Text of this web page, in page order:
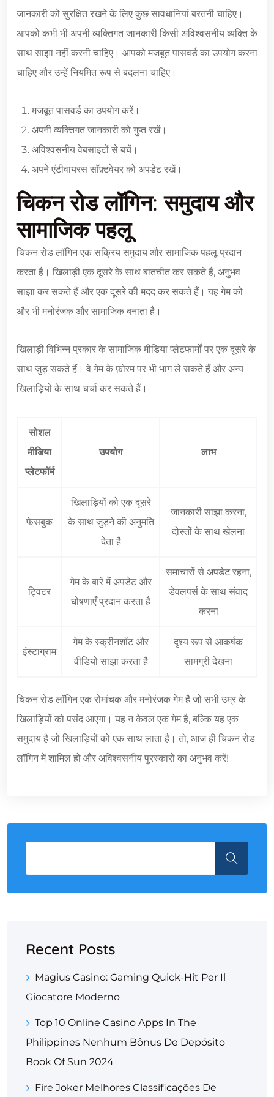
जानकारी को सुरक्षित रखने के लिए कुछ सावधानियां बरतनी चाहिए।
आपको कभी भी अपनी व्यक्तिगत जानकारी किसी अविश्वसनीय व्यक्ति के
साथ साझा नहीं करनी चाहिए। आपको मजबूत पासवर्ड का उपयोग करना
चाहिए और उन्हें नियमित रूप से बदलना चाहिए।
मजबूत पासवर्ड का उपयोग करें।
अपनी व्यक्तिगत जानकारी को गुप्त रखें।
अविश्वसनीय वेबसाइटों से बचें।
अपने एंटीवायरस सॉफ़्टवेयर को अपडेट रखें।
चिकन रोड लॉगिन: समुदाय और
सामाजिक पहलू
चिकन रोड लॉगिन एक सक्रिय समुदाय और सामाजिक पहलू प्रदान
करता है। खिलाड़ी एक दूसरे के साथ बातचीत कर सकते हैं, अनुभव
साझा कर सकते हैं और एक दूसरे की मदद कर सकते हैं। यह गेम को
और भी मनोरंजक और सामाजिक बनाता है।
खिलाड़ी विभिन्न प्रकार के सामाजिक मीडिया प्लेटफार्मों पर एक दूसरे के
साथ जुड़ सकते हैं। वे गेम के फ़ोरम पर भी भाग ले सकते हैं और अन्य
खिलाड़ियों के साथ चर्चा कर सकते हैं।
सोशल
मीडिया
प्लेटफॉर्म
उपयोग लाभ
फेसबुक
खिलाड़ियों को एक दूसरे
के साथ जुड़ने की अनुमति
देता है
जानकारी साझा करना,
दोस्तों के साथ खेलना
ट्विटर
गेम के बारे में अपडेट और
घोषणाएँ प्रदान करता है
समाचारों से अपडेट रहना,
डेवलपर्स के साथ संवाद
करना
इंस्टाग्राम
गेम के स्क्रीनशॉट और
वीडियो साझा करता है
दृश्य रूप से आकर्षक
सामग्री देखना
चिकन रोड लॉगिन एक रोमांचक और मनोरंजक गेम है जो सभी उम्र के
खिलाड़ियों को पसंद आएगा। यह न केवल एक गेम है, बल्कि यह एक
समुदाय है जो खिलाड़ियों को एक साथ लाता है। तो, आज ही चिकन रोड
लॉगिन में शामिल हों और अविश्वसनीय पुरस्कारों का अनुभव करें!
Recent Posts
Magius Casino: Gaming Quick‑Hit Per Il
Giocatore Moderno
Top 10 Online Casino Apps In The
Philippines Nenhum Bônus De Depósito
Book Of Sun 2024
Fire Joker Melhores Classificações De